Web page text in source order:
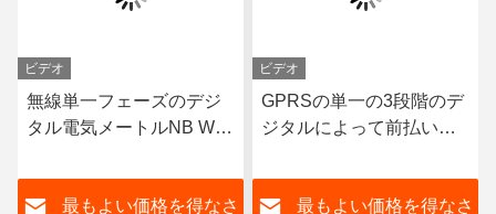
ビデオ
無線単一フェーズのデジ
タル電気メートルNB Wifi
多税率
最もよい価格を得なさ
ビデオ
GPRSの単一の3段階のデ
ジタルによって前払いさ
トルLCDの表示
最もよい価格を得なさ